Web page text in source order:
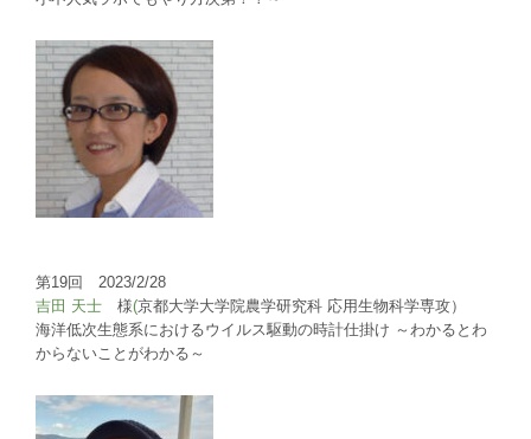
第19回 2023/2/28
吉田 天士 様(京都大学大学院農学研究科 応用生物科学専攻）
海洋低次生態系におけるウイルス駆動の時計仕掛け ～わかるとわ
からないことがわかる～